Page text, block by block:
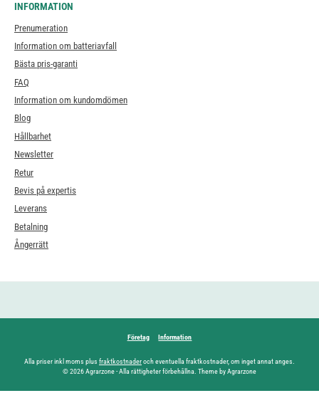
INFORMATION
Prenumeration
Information om batteriavfall
Bästa pris-garanti
FAQ
Information om kundomdömen
Blog
Hållbarhet
Newsletter
Retur
Bevis på expertis
Leverans
Betalning
Ångerrätt
Företag Information
Alla priser inkl moms plus fraktkostnaderoch eventuella fraktkostnader, om inget annat anges.
© 2026 Agrarzone - Alla rättigheter förbehållna. Theme by Agrarzone